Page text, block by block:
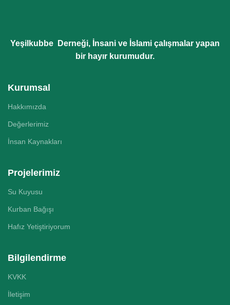
Yeşilkubbe Derneği, İnsani ve İslami çalışmalar yapan
bir hayır kurumudur.
Kurumsal
Hakkımızda
Değerlerimiz
İnsan Kaynakları
Projelerimiz
Su Kuyusu
Kurban Bağışı
Hafız Yetiştiriyorum
Bilgilendirme
KVKK
İletişim